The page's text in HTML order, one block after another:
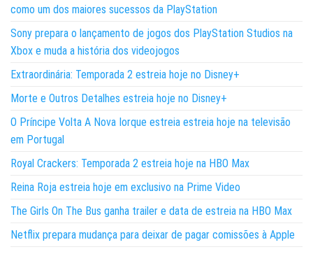
como um dos maiores sucessos da PlayStation
Sony prepara o lançamento de jogos dos PlayStation Studios na
Xbox e muda a história dos videojogos
Extraordinária: Temporada 2 estreia hoje no Disney+
Morte e Outros Detalhes estreia hoje no Disney+
O Príncipe Volta A Nova Iorque estreia estreia hoje na televisão
em Portugal
Royal Crackers: Temporada 2 estreia hoje na HBO Max
Reina Roja estreia hoje em exclusivo na Prime Video
The Girls On The Bus ganha trailer e data de estreia na HBO Max
Netflix prepara mudança para deixar de pagar comissões à Apple